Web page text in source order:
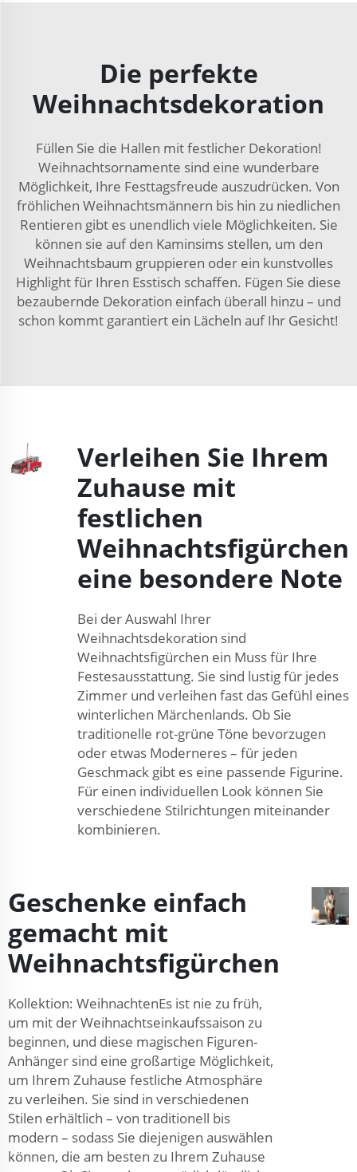
Die perfekte
Weihnachtsdekoration
Füllen Sie die Hallen mit festlicher Dekoration!
Weihnachtsornamente sind eine wunderbare
Möglichkeit, Ihre Festtagsfreude auszudrücken. Von
fröhlichen Weihnachtsmännern bis hin zu niedlichen
Rentieren gibt es unendlich viele Möglichkeiten. Sie
können sie auf den Kaminsims stellen, um den
Weihnachtsbaum gruppieren oder ein kunstvolles
Highlight für Ihren Esstisch schaffen. Fügen Sie diese
bezaubernde Dekoration einfach überall hinzu – und
schon kommt garantiert ein Lächeln auf Ihr Gesicht!
Verleihen Sie Ihrem
Zuhause mit
festlichen
Weihnachtsfigürchen
eine besondere Note
Bei der Auswahl Ihrer
Weihnachtsdekoration sind
Weihnachtsfigürchen ein Muss für Ihre
Festesausstattung. Sie sind lustig für jedes
Zimmer und verleihen fast das Gefühl eines
winterlichen Märchenlands. Ob Sie
traditionelle rot-grüne Töne bevorzugen
oder etwas Moderneres – für jeden
Geschmack gibt es eine passende Figurine.
Für einen individuellen Look können Sie
verschiedene Stilrichtungen miteinander
kombinieren.
Geschenke einfach
gemacht mit
Weihnachtsfigürchen
Kollektion: WeihnachtenEs ist nie zu früh,
um mit der Weihnachtseinkaufssaison zu
beginnen, und diese magischen Figuren-
Anhänger sind eine großartige Möglichkeit,
um Ihrem Zuhause festliche Atmosphäre
zu verleihen. Sie sind in verschiedenen
Stilen erhältlich – von traditionell bis
modern – sodass Sie diejenigen auswählen
können, die am besten zu Ihrem Zuhause